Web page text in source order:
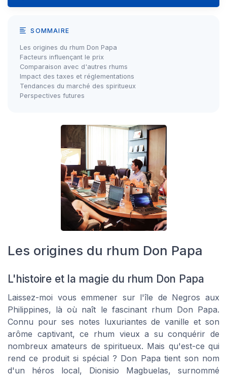
SOMMAIRE
Les origines du rhum Don Papa
Facteurs influençant le prix
Comparaison avec d'autres rhums
Impact des taxes et réglementations
Tendances du marché des spiritueux
Perspectives futures
Les origines du rhum Don Papa
L'histoire et la magie du rhum Don Papa
Laissez-moi vous emmener sur l'île de Negros aux
Philippines, là où naît le fascinant rhum Don Papa.
Connu pour ses notes luxuriantes de vanille et son
arôme captivant, ce rhum vieux a su conquérir de
nombreux amateurs de spiritueux. Mais qu'est-ce qui
rend ce produit si spécial ? Don Papa tient son nom
d'un héros local, Dionisio Magbuelas, surnommé